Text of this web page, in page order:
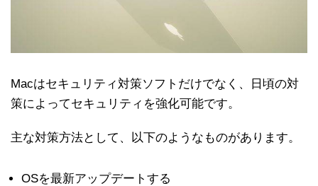
Macはセキュリティ対策ソフトだけでなく、日頃の対
策によってセキュリティを強化可能です。
主な対策方法として、以下のようなものがあります。
OSを最新アップデートする